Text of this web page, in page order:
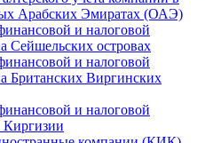
Арабских Эмиратах (ОАЭ)
и налоговой
Сейшельских островах
и налоговой
Британских Виргинских
и налоговой
Киргизии